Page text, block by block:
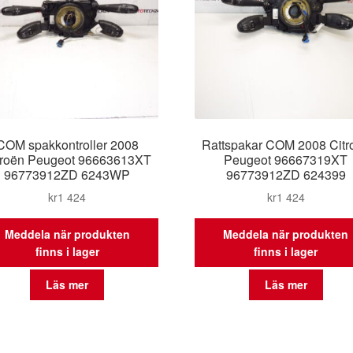
spakkontroller 2008
Peugeot 96663613XT
96773912ZD 6243WP
kr1 424
Meddela när produkten
finns i lager
Läs mer
Rattspakar COM 2008
Peugeot 96667319XT
96773912ZD 624399
kr1 424
Meddela när produkten
finns i lager
Läs mer